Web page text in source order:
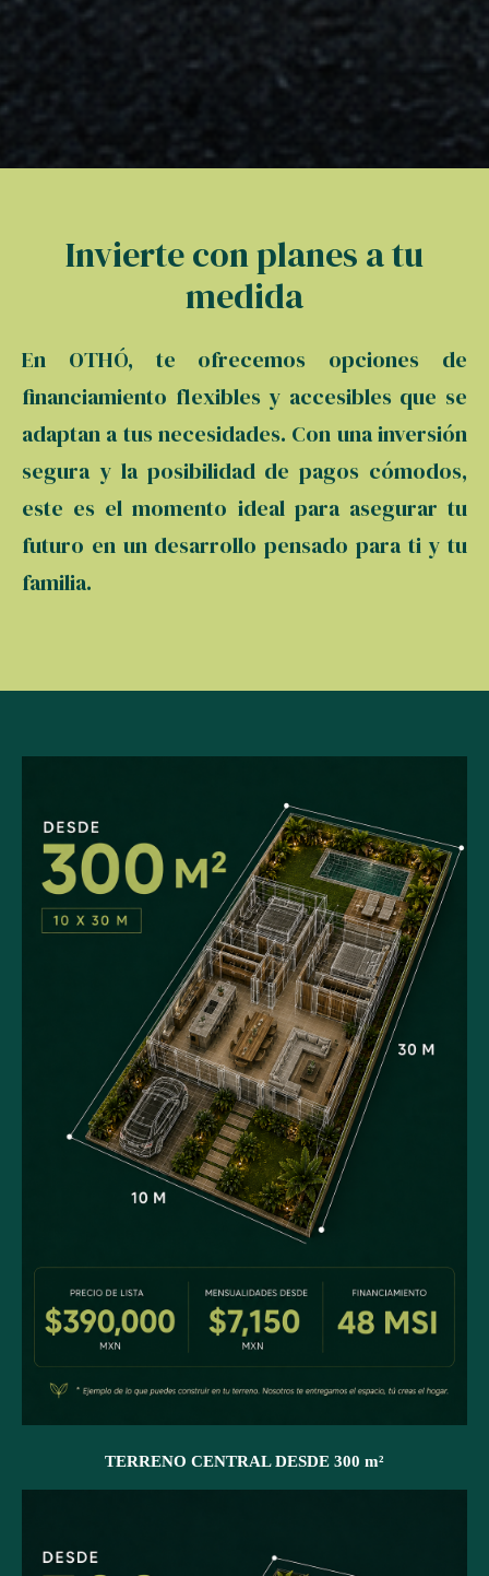
Invierte con planes a tu
medida
En OTHÓ, te ofrecemos opciones de
financiamiento flexibles y accesibles que se
adaptan a tus necesidades. Con una inversión
segura y la posibilidad de pagos cómodos,
este es el momento ideal para asegurar tu
futuro en un desarrollo pensado para ti y tu
familia.
TERRENO CENTRAL DESDE 300 m²